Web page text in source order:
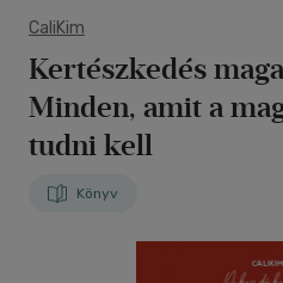
CaliKim
Kertészkedés
Minden, amit a
tudni kell
Könyv